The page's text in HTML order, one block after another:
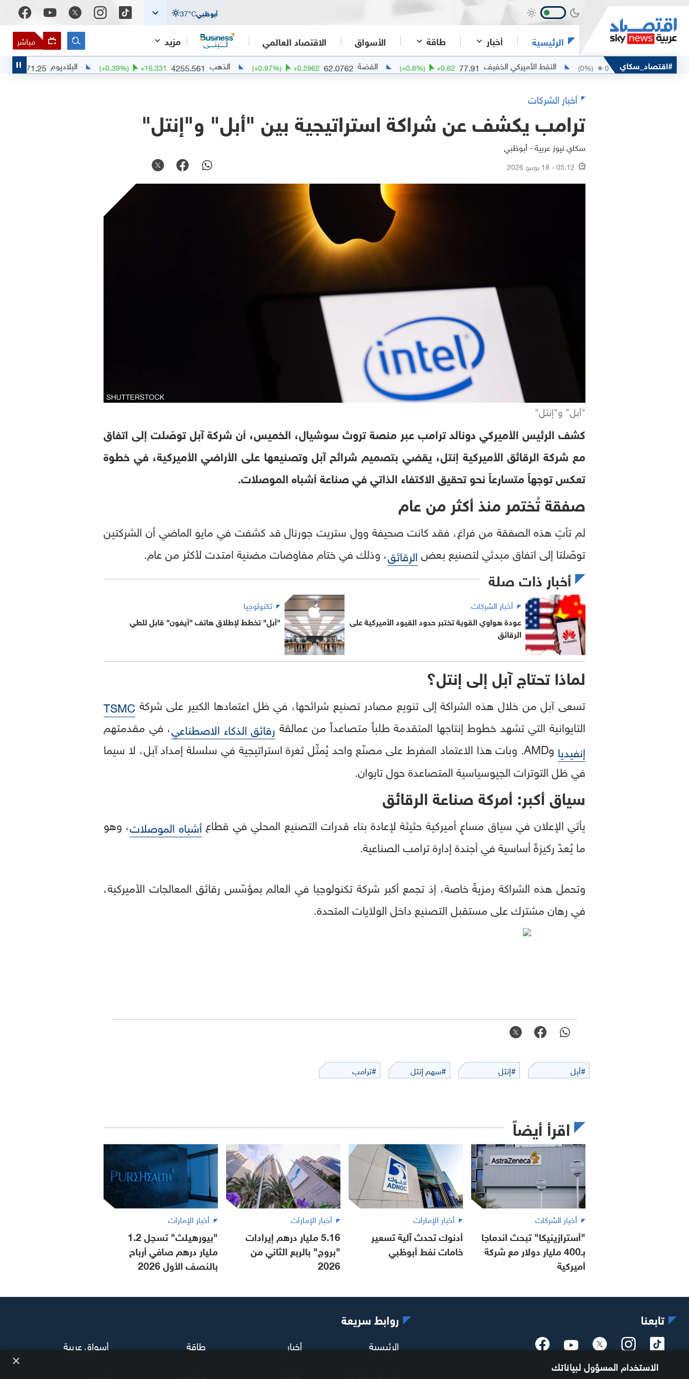
أبوظبي 37°C
الرئيسية أخبار طاقة الأسواق الاقتصاد العالمي مزيد مباشر
#اقتصاد_سكاي
مربان 79.53
0
(0%) النفط الأميركي الخفيف 77.91
+0.62
( +0.8%) الفضة 62.0762
+ 0.5962
(+ 0.97%) الذهب 4255.561
+ 16.331
(+ 0.39%) البلاديوم 1371.25
0.3534
أخبار الشركات
ترامب يكشف عن شراكة استراتيجية بين "أبل" و"إنتل"
سكاي نيوز عربية - أبوظبي
05:12 - 18 يونيو 2026
"أبل" و"إنتل"
كشف الرئيس الأميركي دونالد ترامب عبر منصة تروث سوشيال، الخميس، أن شركة آبل توصّلت إلى اتفاق
مع شركة الرقائق الأميركية إنتل، يقضي بتصميم شرائح آبل وتصنيعها على الأراضي الأميركية، في خطوة
تعكس توجهاً متسارعاً نحو تحقيق الاكتفاء الذاتي في صناعة أشباه الموصلات.
صفقة تُختمر منذ أكثر من عام
لم تأتِ هذه الصفقة من فراغ، فقد كانت صحيفة وول ستريت جورنال قد كشفت في مايو الماضي أن الشركتين
توصّلتا إلى اتفاق مبدئي لتصنيع بعضالرقائق، وذلك في ختام مفاوضات مضنية امتدت لأكثر من عام.
أخبار ذات صلة
أخبار الشركات
عودة هواوي القوية تختبر حدود القيود الأميركية على
الرقائق
تكنولوجيا
"أبل" تخطط لإطلاق هاتف "آيفون" قابل للطي
لماذا تحتاج آبل إلى إنتل؟
تسعى آبل من خلال هذه الشراكة إلى تنويع مصادر تصنيع شرائحها، في ظل اعتمادها الكبير على شركة TSMC
التايوانية التي تشهد خطوط إنتاجها المتقدمة طلباً متصاعداً من عمالقة رقائق الذكاء الاصطناعي، في مقدمتهم
إنفيديا
وAMD. وبات هذا الاعتماد المفرط على مصنّع واحد يُمثّل ثغرة استراتيجية في سلسلة إمداد آبل، لا سيما
في ظل التوترات الجيوسياسية المتصاعدة حول تايوان.
سياق أكبر: أمركة صناعة الرقائق
يأتي الإعلان في سياق مساعٍ أميركية حثيثة لإعادة بناء قدرات التصنيع المحلي في قطاعأشباه الموصلات، وهو
ما يُعدّ ركيزةً أساسية في أجندة إدارة ترامب الصناعية.
وتحمل هذه الشراكة رمزيةً خاصة، إذ تجمع أكبر شركة تكنولوجيا في العالم بمؤسّس رقائق المعالجات الأميركية،
في رهان مشترك على مستقبل التصنيع داخل الولايات المتحدة.
#أبل #إنتل #سهم إنتل #ترامب
اقرأ أيضاً
أخبار الشركات
"أسترازينيكا" تبحث اندماجا
بـ400 مليار دولار مع شركة
أميركية
أخبار الإمارات
أدنوك تحدث آلية تسعير
خامات نفط أبوظبي
أخبار الإمارات
5.16 مليار درهم إيرادات
"بروج" بالربع الثاني من
2026
أخبار الإمارات
"بيورهيلث" تسجل 1.2
مليار درهم صافي أرباح
بالنصف الأول 2026
تابعنا روابط سريعة
الرئيسية أخبار طاقة
أسواق عربية
× الاستخدام المسؤول لبياناتك